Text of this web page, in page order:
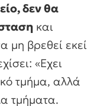
δεν θα
και
μη βρεθεί εκεί
«Εχει
τμήμα, αλλά
τμήματα.